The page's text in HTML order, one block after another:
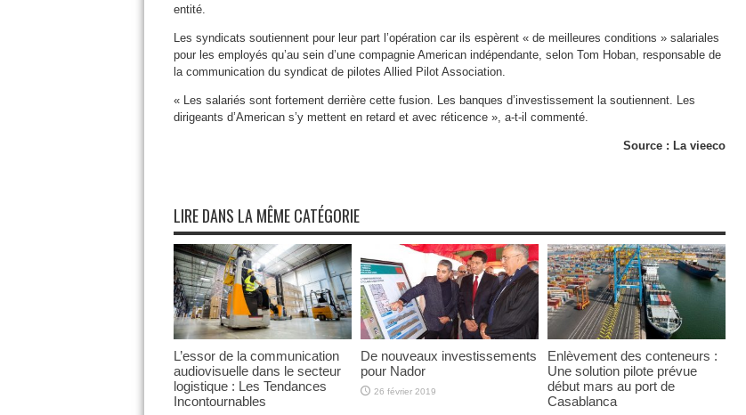
entité.
Les syndicats soutiennent pour leur part l’opération car ils espèrent « de meilleures conditions » salariales
pour les employés qu’au sein d’une compagnie American indépendante, selon Tom Hoban, responsable de
la communication du syndicat de pilotes Allied Pilot Association.
« Les salariés sont fortement derrière cette fusion. Les banques d’investissement la soutiennent. Les
dirigeants d’American s’y mettent en retard et avec réticence », a-t-il commenté.
Source : La vieeco
LIRE DANS LA MÊME CATÉGORIE
L’essor de la communication
audiovisuelle dans le secteur
logistique : Les Tendances
Incontournables
De nouveaux investissements
pour Nador
26 février 2019
Enlèvement des conteneurs :
Une solution pilote prévue
début mars au port de
Casablanca